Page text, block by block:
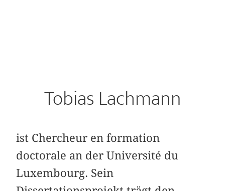
Tobias Lachmann
ist Chercheur en formation
doctorale an der Université du
Luxembourg. Sein